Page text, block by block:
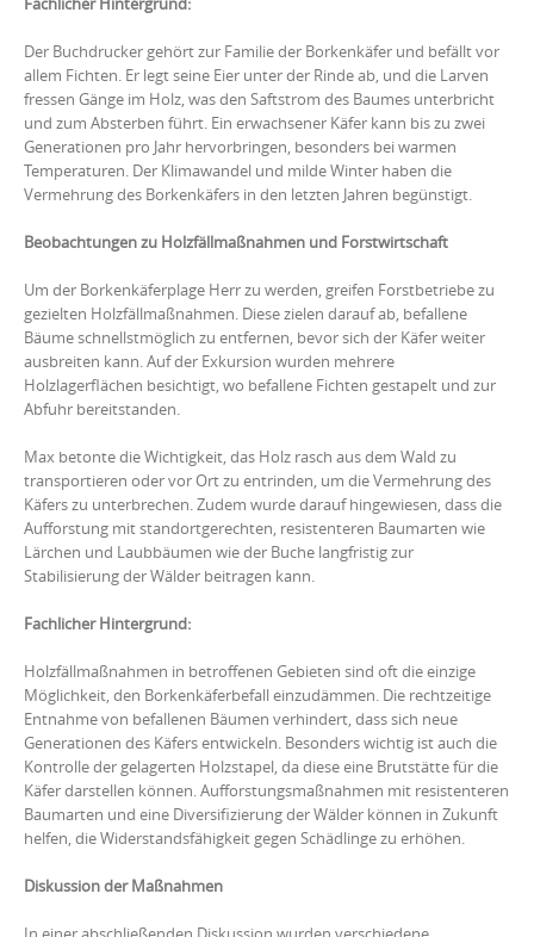
Der Buchdrucker gehört zur Familie der Borkenkäfer und befällt vor
allem Fichten. Er legt seine Eier unter der Rinde ab, und die Larven
fressen Gänge im Holz, was den Saftstrom des Baumes unterbricht
und zum Absterben führt. Ein erwachsener Käfer kann bis zu zwei
Generationen pro Jahr hervorbringen, besonders bei warmen
Temperaturen. Der Klimawandel und milde Winter haben die
Vermehrung des Borkenkäfers in den letzten Jahren begünstigt.
Beobachtungen zu Holzfällmaßnahmen und Forstwirtschaft
Um der Borkenkäferplage Herr zu werden, greifen Forstbetriebe zu
gezielten Holzfällmaßnahmen. Diese zielen darauf ab, befallene
Bäume schnellstmöglich zu entfernen, bevor sich der Käfer weiter
ausbreiten kann. Auf der Exkursion wurden mehrere
Holzlagerflächen besichtigt, wo befallene Fichten gestapelt und zur
Abfuhr bereitstanden.
Max betonte die Wichtigkeit, das Holz rasch aus dem Wald zu
transportieren oder vor Ort zu entrinden, um die Vermehrung des
Käfers zu unterbrechen. Zudem wurde darauf hingewiesen, dass die
Aufforstung mit standortgerechten, resistenteren Baumarten wie
Lärchen und Laubbäumen wie der Buche langfristig zur
Stabilisierung der Wälder beitragen kann.
Fachlicher Hintergrund:
Holzfällmaßnahmen in betroffenen Gebieten sind oft die einzige
Möglichkeit, den Borkenkäferbefall einzudämmen. Die rechtzeitige
Entnahme von befallenen Bäumen verhindert, dass sich neue
Generationen des Käfers entwickeln. Besonders wichtig ist auch die
Kontrolle der gelagerten Holzstapel, da diese eine Brutstätte für die
Käfer darstellen können. Aufforstungsmaßnahmen mit resistenteren
Baumarten und eine Diversifizierung der Wälder können in Zukunft
helfen, die Widerstandsfähigkeit gegen Schädlinge zu erhöhen.
Diskussion der Maßnahmen